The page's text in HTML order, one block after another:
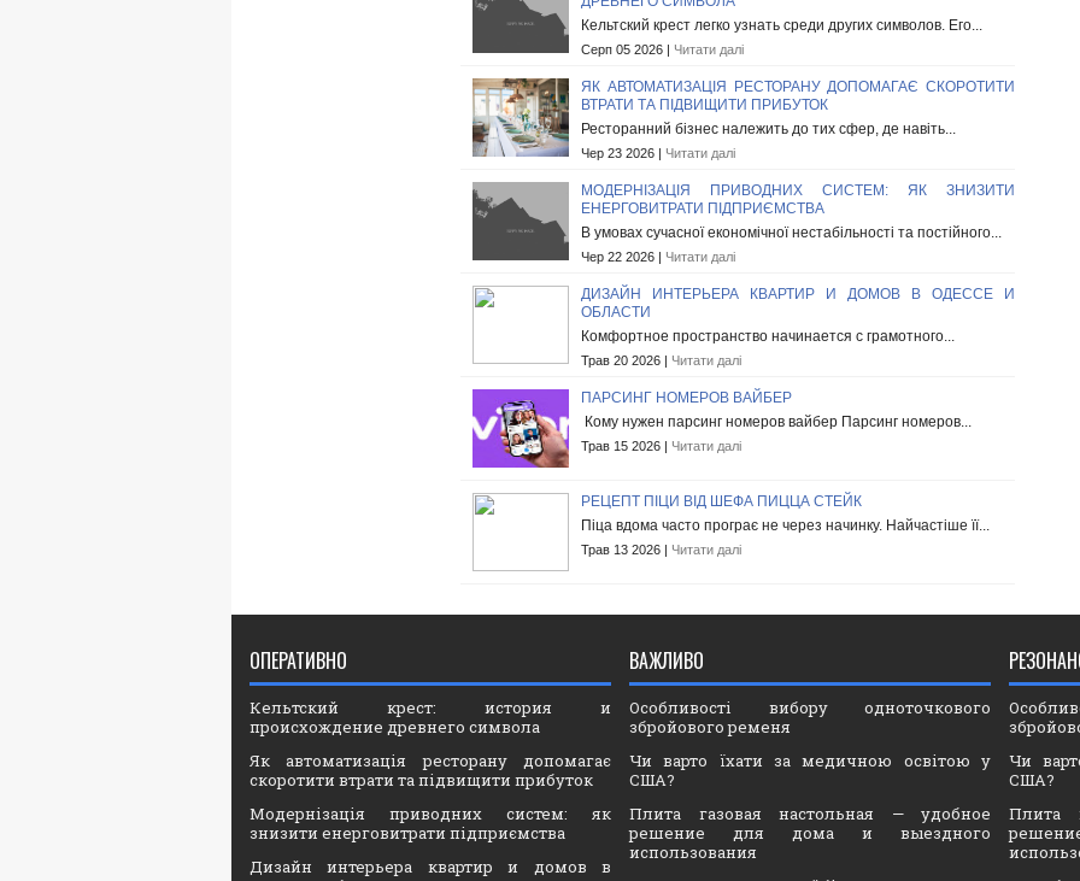
Кельтский крест легко узнать среди других символов. Его...
Серп 05 2026 | Читати далі
ЯК АВТОМАТИЗАЦІЯ РЕСТОРАНУ ДОПОМАГАЄ СКОРОТИТИ
ВТРАТИ ТА ПІДВИЩИТИ ПРИБУТОК
Ресторанний бізнес належить до тих сфер, де навіть...
Чер 23 2026 | Читати далі
МОДЕРНІЗАЦІЯ ПРИВОДНИХ СИСТЕМ: ЯК ЗНИЗИТИ
ЕНЕРГОВИТРАТИ ПІДПРИЄМСТВА
В умовах сучасної економічної нестабільності та постійного...
Чер 22 2026 | Читати далі
ДИЗАЙН ИНТЕРЬЕРА КВАРТИР И ДОМОВ В ОДЕССЕ И
ОБЛАСТИ
Комфортное пространство начинается с грамотного...
Трав 20 2026 | Читати далі
ПАРСИНГ НОМЕРОВ ВАЙБЕР
Кому нужен парсинг номеров вайбер Парсинг номеров...
Трав 15 2026 | Читати далі
РЕЦЕПТ ПІЦИ ВІД ШЕФА ПИЦЦА СТЕЙК
Піца вдома часто програє не через начинку. Найчастіше її...
Трав 13 2026 | Читати далі
ОПЕРАТИВНО
Кельтский крест: история и
происхождение древнего символа
Як автоматизація ресторану допомагає
скоротити втрати та підвищити прибуток
Модернізація приводних систем: як
знизити енерговитрати підприємства
Дизайн интерьера квартир и домов в
ВАЖЛИВО
Особливості вибору одноточкового
збройового ременя
Чи варто їхати за медичною освітою у
США?
Плита газовая настольная — удобное
решение для дома и выездного
использования
Чи
США?
Плита